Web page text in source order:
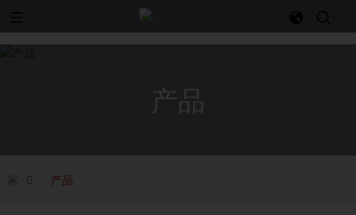
产品
家 产品